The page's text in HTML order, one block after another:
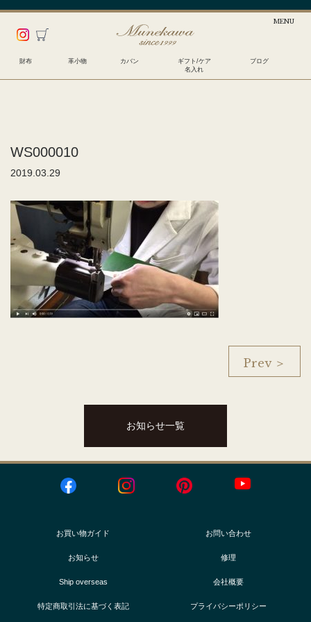
財布 革小物 カバン
ギフト/ケア
名入れ
ブログ
WS000010
2019.03.29
Prev ＞
お知らせ一覧
お買い物ガイド お問い合わせ
お知らせ 修理
Ship overseas 会社概要
特定商取引法に基づく表記 プライバシーポリシー